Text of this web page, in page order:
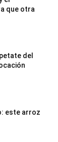
que otra
del
este arroz